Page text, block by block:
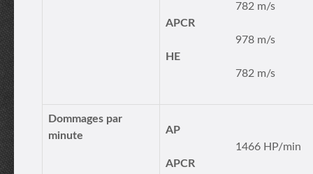
782 m/s
APCR
978 m/s
HE
782 m/s
Dommages par
minute
AP
1466 HP/min
APCR